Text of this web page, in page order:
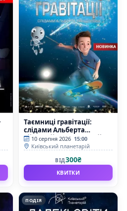
Таємниці гравітації:
слідами Альберта
Ейнштейна (Київський
планетарій)
10 серпня 2026 15:00
Київський планетарій
ВІД300₴
КВИТКИ
ПОДІЯ